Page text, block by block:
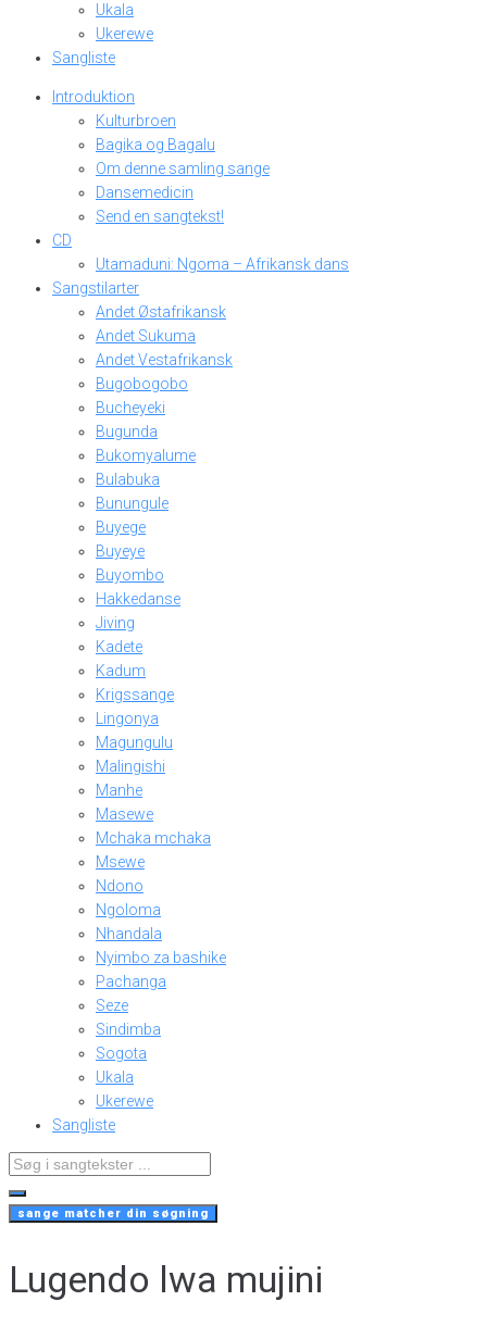
Ukala
Ukerewe
Sangliste
Introduktion
Kulturbroen
Bagika og Bagalu
Om denne samling sange
Dansemedicin
Send en sangtekst!
CD
Utamaduni: Ngoma – Afrikansk dans
Sangstilarter
Andet Østafrikansk
Andet Sukuma
Andet Vestafrikansk
Bugobogobo
Bucheyeki
Bugunda
Bukomyalume
Bulabuka
Bunungule
Buyege
Buyeye
Buyombo
Hakkedanse
Jiving
Kadete
Kadum
Krigssange
Lingonya
Magungulu
Malingishi
Manhe
Masewe
Mchaka mchaka
Msewe
Ndono
Ngoloma
Nhandala
Nyimbo za bashike
Pachanga
Seze
Sindimba
Sogota
Ukala
Ukerewe
Sangliste
Search
...
sange matcher din søgning
Lugendo lwa mujini